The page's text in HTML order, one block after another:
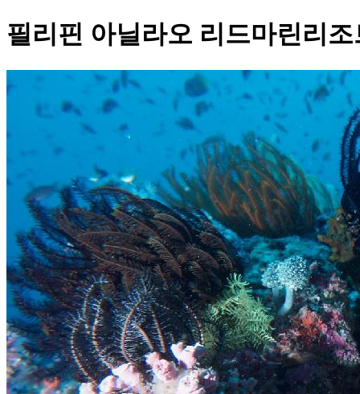
필리핀 아닐라오 리드마린리